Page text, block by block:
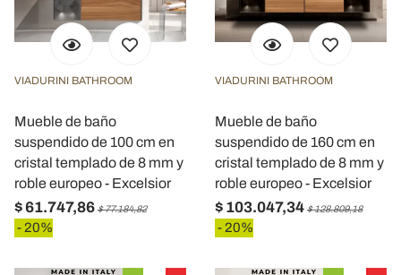
VIADURINI BATHROOM
Mueble de baño
suspendido de 100 cm en
cristal templado de 8 mm y
roble europeo - Excelsior
$ 61.747,86 $ 77.184,82
- 20%
VIADURINI BATHROOM
Mueble de baño
suspendido de 160 cm en
cristal templado de 8 mm y
roble europeo - Excelsior
$ 103.047,34 $ 128.809,18
- 20%